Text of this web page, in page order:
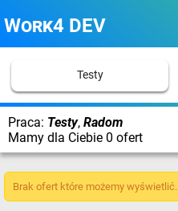
Work4 DEV
Testy
Praca: Testy, Radom
Mamy dla Ciebie 0 ofert
Brak ofert które możemy wyświetlić.